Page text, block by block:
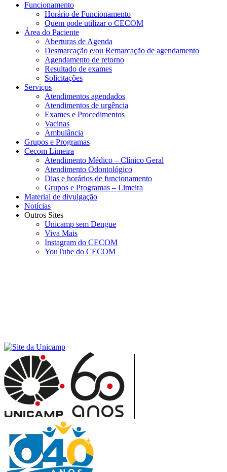
Funcionamento
Horário de Funcionamento
Quem pode utilizar o CECOM
Área do Paciente
Aberturas de Agenda
Desmarcação e/ou Remarcação de agendamento
Agendamento de retorno
Resultado de exames
Solicitações
Serviços
Atendimentos agendados
Atendimentos de urgência
Exames e Procedimentos
Vacinas
Ambulância
Grupos e Programas
Cecom Limeira
Atendimento Médico – Clínico Geral
Atendimento Odontológico
Dias e horários de funcionamento
Grupos e Programas – Limeira
Material de divulgação
Notícias
Outros Sites
Unicamp sem Dengue
Viva Mais
Instagram do CECOM
YouTube do CECOM